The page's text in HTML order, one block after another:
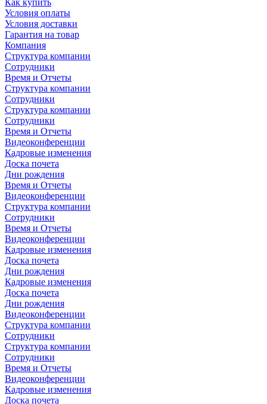
Как купить
Условия оплаты
Условия доставки
Гарантия на товар
Компания
Структура компании
Сотрудники
Время и Отчеты
Структура компании
Сотрудники
Структура компании
Сотрудники
Время и Отчеты
Видеоконференции
Кадровые изменения
Доска почета
Дни рождения
Время и Отчеты
Видеоконференции
Структура компании
Сотрудники
Время и Отчеты
Видеоконференции
Кадровые изменения
Доска почета
Дни рождения
Кадровые изменения
Доска почета
Дни рождения
Видеоконференции
Структура компании
Сотрудники
Структура компании
Сотрудники
Время и Отчеты
Видеоконференции
Кадровые изменения
Доска почета